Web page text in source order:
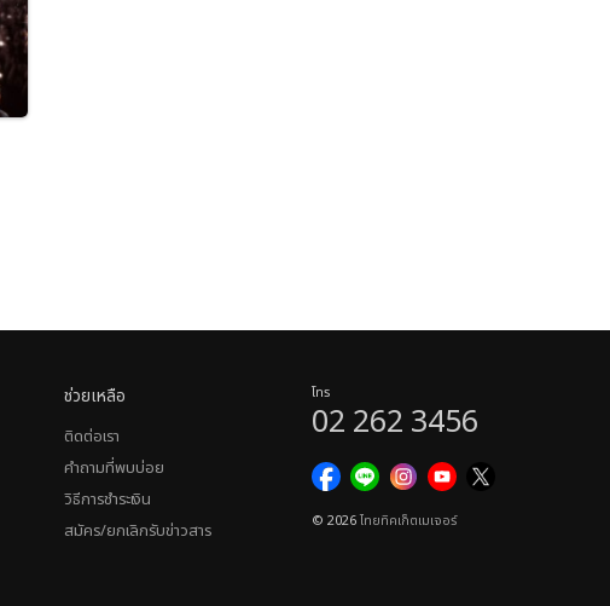
ช่วยเหลือ
ติดต่อเรา
คำถามที่พบบ่อย
วิธีการชำระเงิน
สมัคร/ยกเลิกรับข่าวสาร
โทร
02 262 3456
© 2026ไทยทิคเก็ตเมเจอร์